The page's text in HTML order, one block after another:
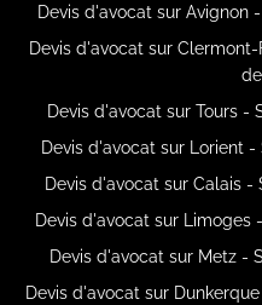
Devis d'avocat sur
Devis d'avocat sur
Devis d'avocat sur Tours
Devis d'avocat sur Lorient
Devis d'avocat sur Calais
Devis d'avocat sur
Devis d'avocat sur Metz -
Devis d'avocat sur